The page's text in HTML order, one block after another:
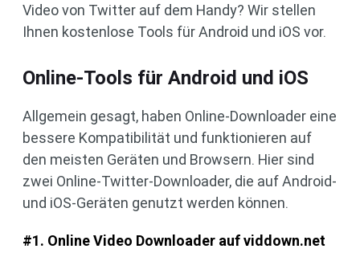
Video von Twitter auf dem Handy? Wir stellen
Ihnen kostenlose Tools für Android und iOS vor.
Online-Tools für Android und iOS
Allgemein gesagt, haben Online-Downloader eine
bessere Kompatibilität und funktionieren auf
den meisten Geräten und Browsern. Hier sind
zwei Online-Twitter-Downloader, die auf Android-
und iOS-Geräten genutzt werden können.
#1. Online Video Downloader auf viddown.net